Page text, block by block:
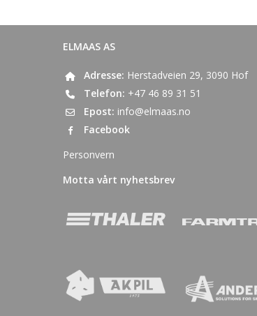
ELMAAS AS
Adresse: Herstadveien 29, 3090 Hof
Telefon: +47 46 89 31 51
Epost: info@elmaas.no
Facebook
Personvern
Motta vårt nyhetsbrev